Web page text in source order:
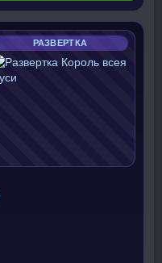
РАЗВЕРТКА